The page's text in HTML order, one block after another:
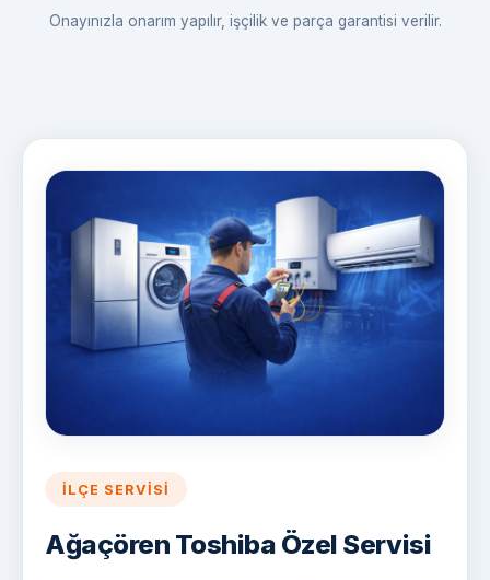
Onayınızla onarım yapılır, işçilik ve parça garantisi verilir.
İLÇE SERVISI
Ağaçören Toshiba Özel Servisi